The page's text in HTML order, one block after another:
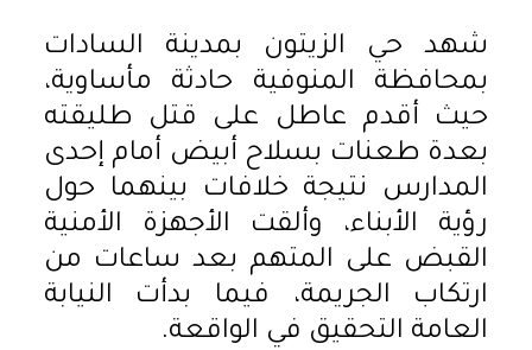
شهد حي الزيتون بمدينة السادات
بمحافظة المنوفية حادثة مأساوية،
حيث أقدم عاطل على قتل طليقته
بعدة طعنات بسلاح أبيض أمام إحدى
المدارس نتيجة خلافات بينهما حول
رؤية الأبناء، وألقت الأجهزة الأمنية
القبض على المتهم بعد ساعات من
ارتكاب الجريمة، فيما بدأت النيابة
العامة التحقيق في الواقعة.